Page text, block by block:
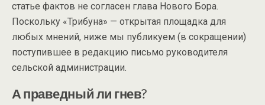
статье фактов не согласен глава Нового Бора.
Поскольку «Трибуна» — открытая площадка для
любых мнений, ниже мы публикуем (в сокращении)
поступившее в редакцию письмо руководителя
сельской администрации.
А праведный ли гнев?